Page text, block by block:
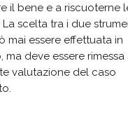
il bene e a riscuoterne
La scelta tra i due
mai essere effettuata in
ma deve essere rimessa
valutazione del caso